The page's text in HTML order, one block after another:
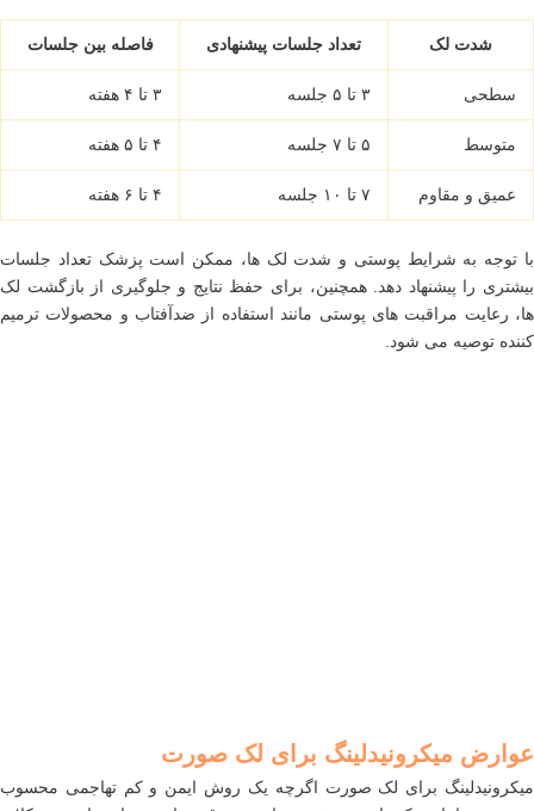
شدت لک تعداد جلسات پیشنهادی فاصله بین جلسات
سطحی ۳ تا ۵ جلسه ۳ تا ۴ هفته
متوسط ۵ تا ۷ جلسه ۴ تا ۵ هفته
عمیق و مقاوم ۷ تا ۱۰ جلسه ۴ تا ۶ هفته
با توجه به شرایط پوستی و شدت لک ها، ممکن است پزشک تعداد جلسات
بیشتری را پیشنهاد دهد. همچنین، برای حفظ نتایج و جلوگیری از بازگشت لک
ها، رعایت مراقبت های پوستی مانند استفاده از ضدآفتاب و محصولات ترمیم
کننده توصیه می شود.
عوارض میکرونیدلینگ برای لک صورت
میکرونیدلینگ برای لک صورت اگرچه یک روش ایمن و کم تهاجمی محسوب